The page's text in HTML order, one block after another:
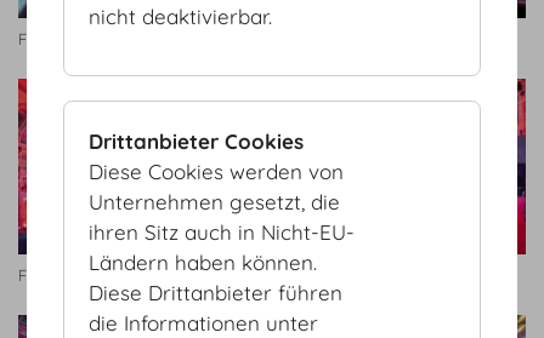
Festsaal
Festsaal Festsaal
nicht deaktivierbar.
Drittanbieter Cookies
Diese Cookies werden von
Unternehmen gesetzt, die
ihren Sitz auch in Nicht-EU-
Ländern haben können.
Diese Drittanbieter führen
die Informationen unter